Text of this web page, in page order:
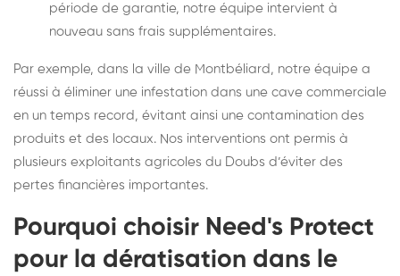
période de garantie, notre équipe intervient à
nouveau sans frais supplémentaires.
Par exemple, dans la ville de Montbéliard, notre équipe a
réussi à éliminer une infestation dans une cave commerciale
en un temps record, évitant ainsi une contamination des
produits et des locaux. Nos interventions ont permis à
plusieurs exploitants agricoles du Doubs d’éviter des
pertes financières importantes.
Pourquoi choisir Need's Protect
pour la dératisation dans le